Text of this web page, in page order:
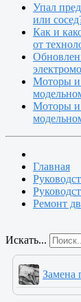
Упал
или
Как и
от
Моторы и
Моторы и
Главная
Ремонт
Искать...
Замена